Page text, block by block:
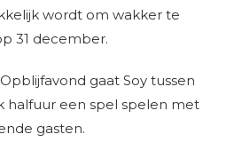
wordt om wakker te
31 december.
gaat Soy tussen
halfuur een spel spelen met
gasten.